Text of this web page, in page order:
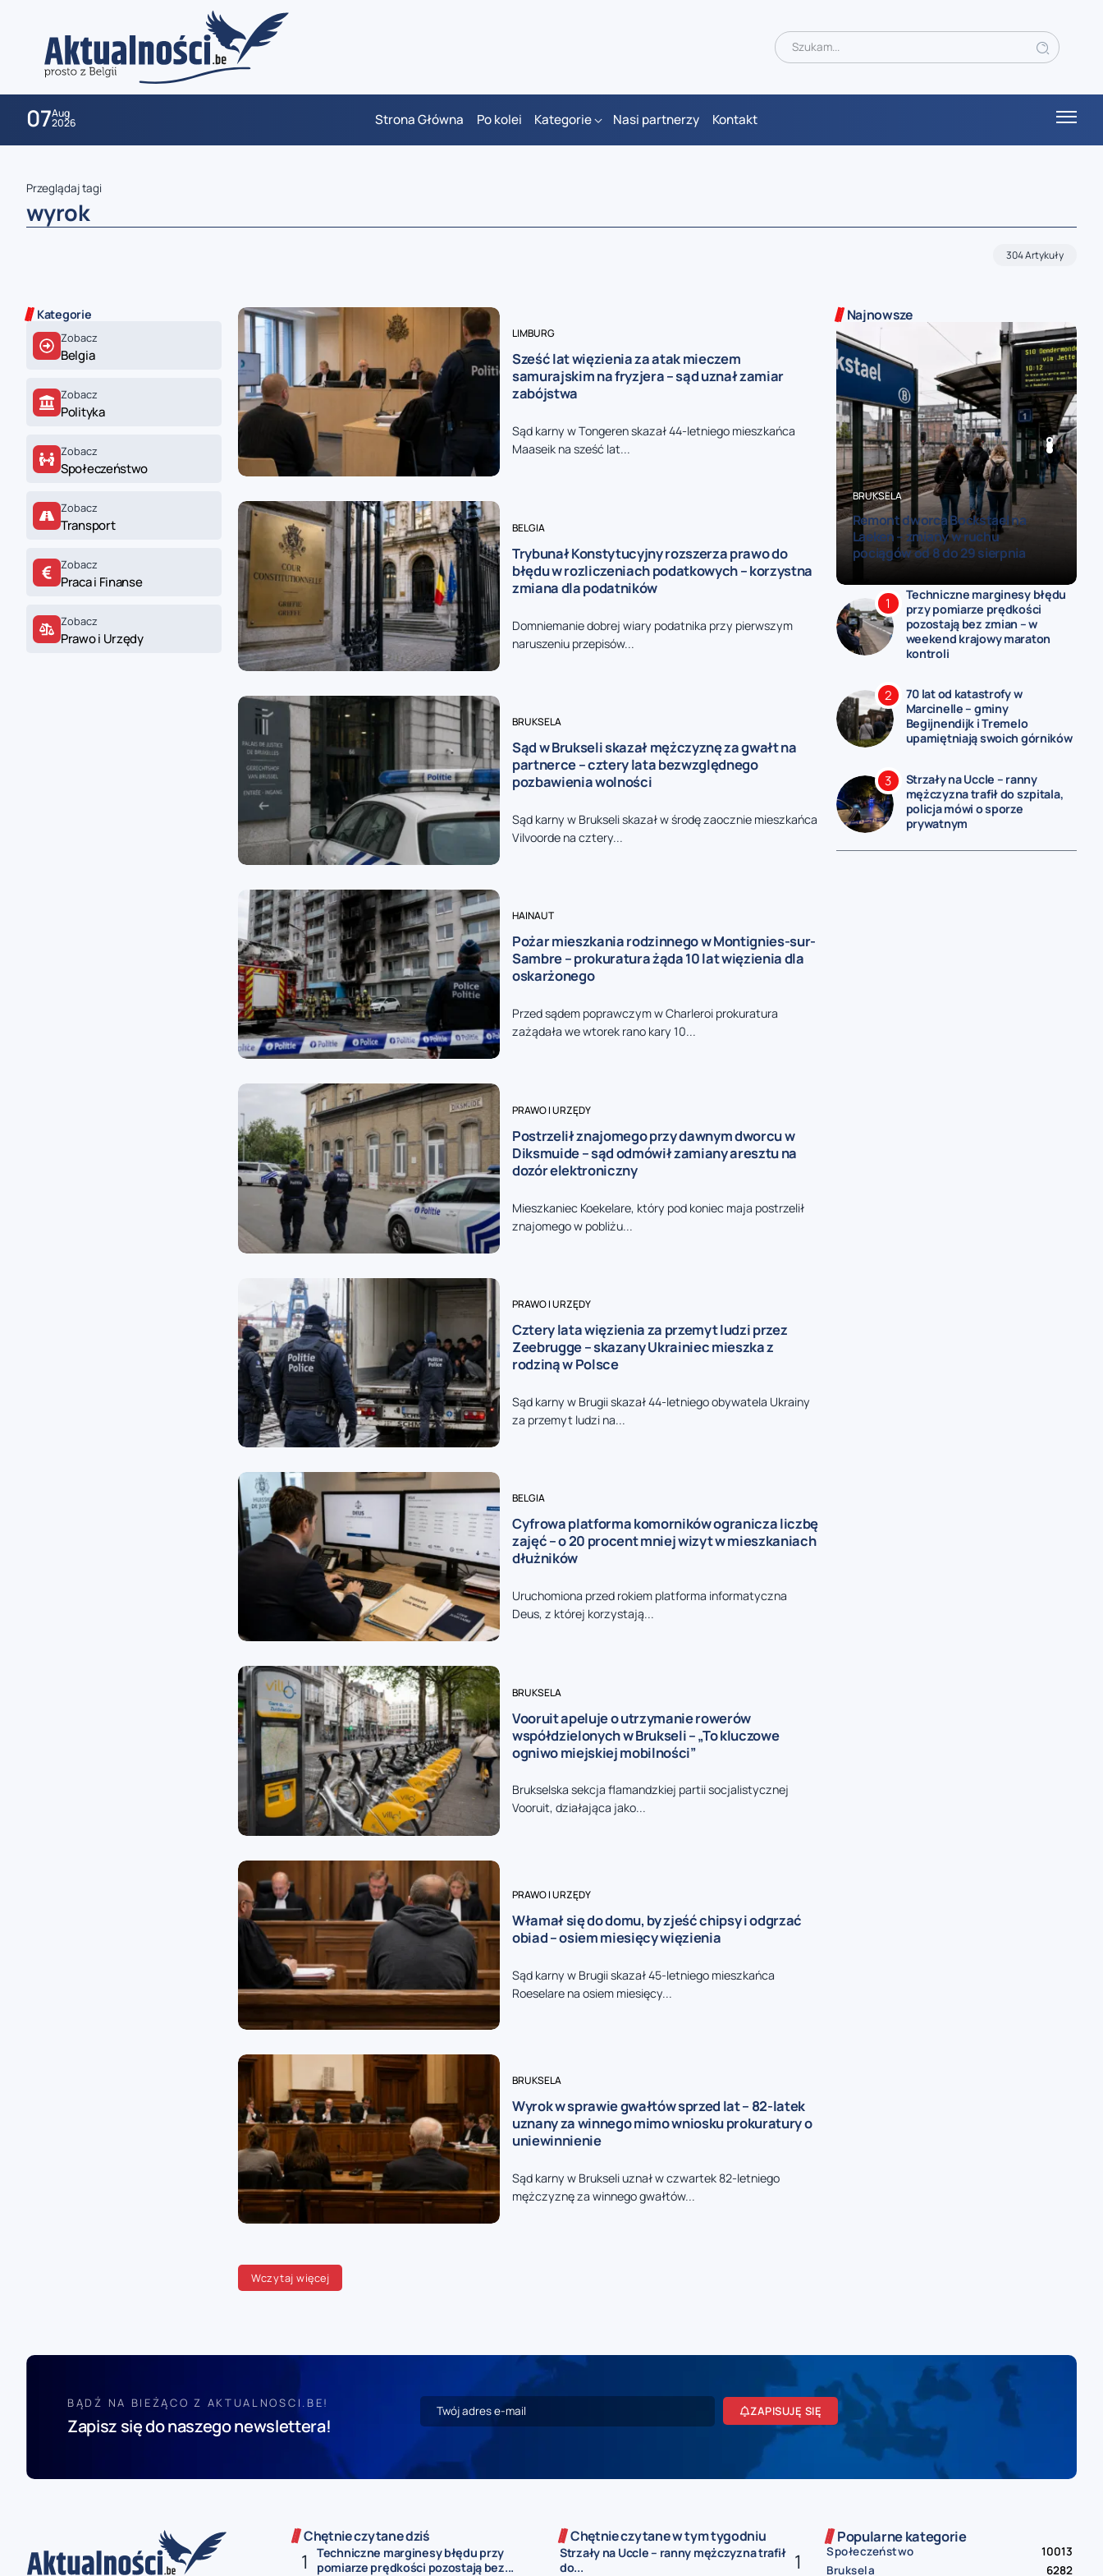
07Aug
2026 Strona Główna Po kolei Kategorie Nasi partnerzy Kontakt
zaobserwuj nas
zaobserwuj nas
zaobserwuj nas
zaobserwuj nas
zaobserwuj nas
Przeglądaj tagi
wyrok
304 Artykuły
Kategorie
Zobacz
Belgia
Zobacz
Polityka
Zobacz
Społeczeństwo
Zobacz
Transport
Zobacz
Praca i Finanse
Zobacz
Prawo i Urzędy
LIMBURG
Sześć lat więzienia za atak mieczem
samurajskim na fryzjera – sąd uznał zamiar
zabójstwa
Sąd karny w Tongeren skazał 44-letniego mieszkańca
Maaseik na sześć lat...
BELGIA
Trybunał Konstytucyjny rozszerza prawo do
błędu w rozliczeniach podatkowych – korzystna
zmiana dla podatników
Domniemanie dobrej wiary podatnika przy pierwszym
naruszeniu przepisów...
BRUKSELA
Sąd w Brukseli skazał mężczyznę za gwałt na
partnerce – cztery lata bezwzględnego
pozbawienia wolności
Sąd karny w Brukseli skazał w środę zaocznie mieszkańca
Vilvoorde na cztery...
HAINAUT
Pożar mieszkania rodzinnego w Montignies-sur-
Sambre – prokuratura żąda 10 lat więzienia dla
oskarżonego
Przed sądem poprawczym w Charleroi prokuratura
zażądała we wtorek rano kary 10...
PRAWO I URZĘDY
Postrzelił znajomego przy dawnym dworcu w
Diksmuide – sąd odmówił zamiany aresztu na
dozór elektroniczny
Mieszkaniec Koekelare, który pod koniec maja postrzelił
znajomego w pobliżu...
PRAWO I URZĘDY
Cztery lata więzienia za przemyt ludzi przez
Zeebrugge – skazany Ukrainiec mieszka z
rodziną w Polsce
Sąd karny w Brugii skazał 44-letniego obywatela Ukrainy
za przemyt ludzi na...
BELGIA
Cyfrowa platforma komorników ogranicza liczbę
zajęć – o 20 procent mniej wizyt w mieszkaniach
dłużników
Uruchomiona przed rokiem platforma informatyczna
Deus, z której korzystają...
BRUKSELA
Vooruit apeluje o utrzymanie rowerów
współdzielonych w Brukseli – „To kluczowe
ogniwo miejskiej mobilności”
Brukselska sekcja flamandzkiej partii socjalistycznej
Vooruit, działająca jako...
PRAWO I URZĘDY
Włamał się do domu, by zjeść chipsy i odgrzać
obiad – osiem miesięcy więzienia
Sąd karny w Brugii skazał 45-letniego mieszkańca
Roeselare na osiem miesięcy...
BRUKSELA
Wyrok w sprawie gwałtów sprzed lat – 82-latek
uznany za winnego mimo wniosku prokuratury o
uniewinnienie
Sąd karny w Brukseli uznał w czwartek 82-letniego
mężczyznę za winnego gwałtów...
Wczytaj więcej
Najnowsze
BRUKSELA
Remont dworca Bockstael na
Laeken – zmiany w ruchu
pociągów od 8 do 29 sierpnia
POLITYKA
Belgijska armia szuka rekrutów na
festiwalu muzycznym – stoisko
obrony stanie na Suikerrock
BELGIA
BRUKSELA
Techniczne marginesy błędu
przy pomiarze prędkości
pozostają bez zmian – w
weekend krajowy maraton
kontroli
70 lat od katastrofy w
Marcinelle – gminy
Begijnendijk i Tremelo
upamiętniają swoich górników
Strzały na Uccle – ranny
mężczyzna trafił do szpitala,
policja mówi o sporze
prywatnym
BĄDŹ NA BIEŻĄCO Z AKTUALNOSCI.BE!
Zapisz się do naszego newslettera!
ZAPISUJĘ SIĘ
Chętnie czytane dziś
Techniczne marginesy błędu przy
pomiarze prędkości pozostają bez...
Chętnie czytane w tym tygodniu
Strzały na Uccle – ranny mężczyzna trafił
do...
Popularne kategorie
Społeczeństwo
10013
Bruksela
6282